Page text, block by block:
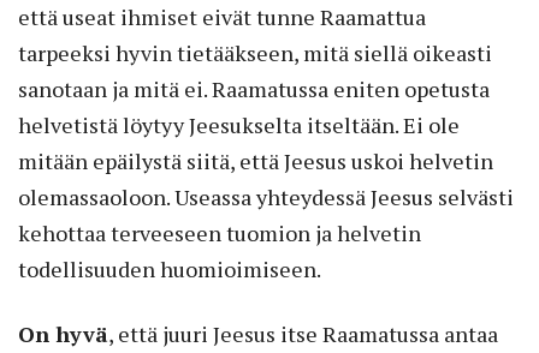
että useat ihmiset eivät tunne Raamattua
tarpeeksi hyvin tietääkseen, mitä siellä oikeasti
sanotaan ja mitä ei. Raamatussa eniten opetusta
helvetistä löytyy Jeesukselta itseltään. Ei ole
mitään epäilystä siitä, että Jeesus uskoi helvetin
olemassa­oloon. Useassa yhteydessä Jeesus selvästi
kehottaa terveeseen tuomion ja helvetin
todellisuuden huomioimiseen.
On hyvä, että juuri Jeesus itse Raamatussa antaa